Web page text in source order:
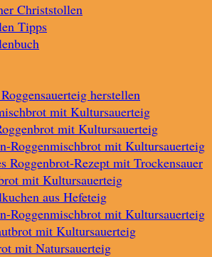
Christstollen
Tipps
herstellen
mit Kultursauerteig
mit Kultursauerteig
Roggenmischbrot mit Kultursauerteig
Roggenbrot-Rezept mit Trockensauer
mit Kultursauerteig
aus Hefeteig
Roggenmischbrot mit Kultursauerteig
mit Kultursauerteig
mit Natursauerteig